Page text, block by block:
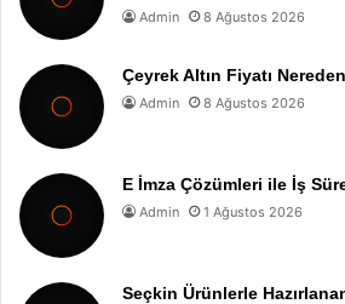
Admin 8 Ağustos 2026
Çeyrek Altın Fiyatı
Admin 8 Ağustos 2026
E İmza Çözümleri ile İş
Admin 1 Ağustos 2026
Seçkin Ürünlerle